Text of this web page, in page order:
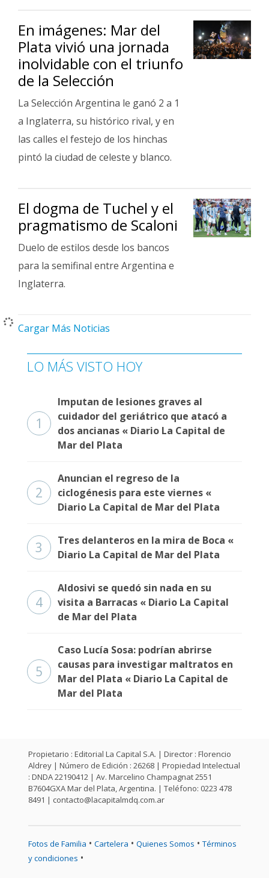
En imágenes: Mar del
Plata vivió una jornada
inolvidable con el triunfo
de la Selección
La Selección Argentina le ganó 2 a 1
a Inglaterra, su histórico rival, y en
las calles el festejo de los hinchas
pintó la ciudad de celeste y blanco.
El dogma de Tuchel y el
pragmatismo de Scaloni
Duelo de estilos desde los bancos
para la semifinal entre Argentina e
Inglaterra.
Cargar Más Noticias
LO MÁS VISTO HOY
1
Imputan de lesiones graves al
cuidador del geriátrico que atacó a
dos ancianas « Diario La Capital de
Mar del Plata
2
Anuncian el regreso de la
ciclogénesis para este viernes «
Diario La Capital de Mar del Plata
3
Tres delanteros en la mira de Boca «
Diario La Capital de Mar del Plata
4
Aldosivi se quedó sin nada en su
visita a Barracas « Diario La Capital
de Mar del Plata
5
Caso Lucía Sosa: podrían abrirse
causas para investigar maltratos en
Mar del Plata « Diario La Capital de
Mar del Plata
Propietario : Editorial La Capital S.A. | Director : Florencio
Aldrey | Número de Edición : 26268 | Propiedad Intelectual
: DNDA 22190412 | Av. Marcelino Champagnat 2551
B7604GXA Mar del Plata, Argentina. | Teléfono: 0223 478
8491 | contacto@lacapitalmdq.com.ar
Fotos de Familia • Cartelera • Quienes Somos • Términos
y condiciones •